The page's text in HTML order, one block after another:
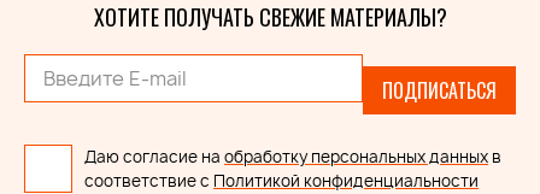
ХОТИТЕ ПОЛУЧАТЬ СВЕЖИЕ МАТЕРИАЛЫ?
ПОДПИСАТЬСЯ
Даю согласие на обработку персональных данных в
соответствие с Политикой конфиденциальности